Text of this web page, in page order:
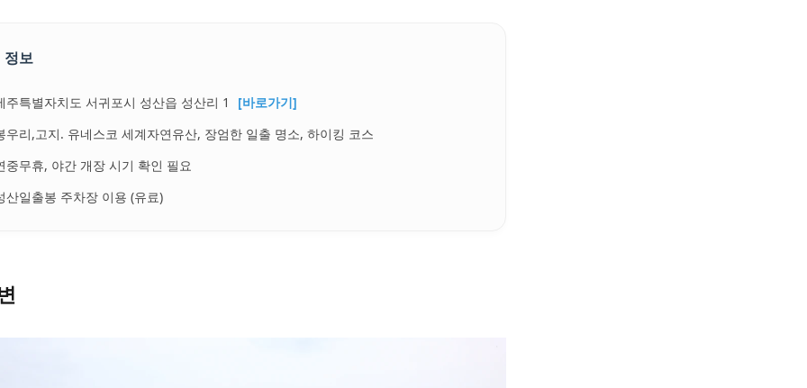
정보
주특별자치도 서귀포시 성산읍 성산리 1
[바로가기]
우리,고지. 유네스코 세계자연유산, 장엄한 일출 명소, 하이킹 코스
중무휴, 야간 개장 시기 확인 필요
산일출봉 주차장 이용 (유료)